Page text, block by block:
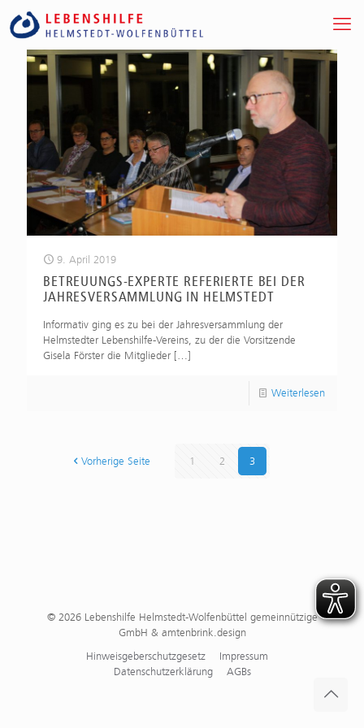
9. April 2019
BETREUUNGS-EXPERTE REFERIERTE BEI DER
JAHRESVERSAMMLUNG IN HELMSTEDT
Informativ ging es zu bei der Jahresversammlung der
Helmstedter Lebenshilfe-Vereins, zu der die Vorsitzende
Gisela Förster die Mitglieder […]
Weiterlesen
Vorherige Seite 1 2 3
© 2026 Lebenshilfe Helmstedt-Wolfenbüttel gemeinnützige
GmbH & amtenbrink.design
Hinweisgeberschutzgesetz
Impressum
Datenschutzerklärung
AGBs